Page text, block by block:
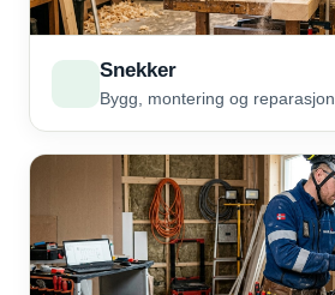
Snekker
Bygg, montering og reparasjon